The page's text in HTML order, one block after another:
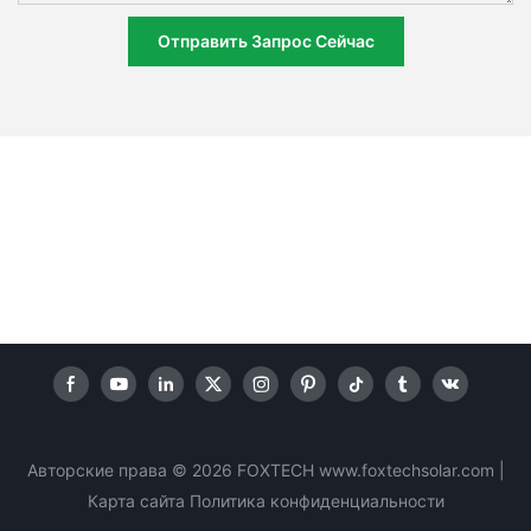
Отправить Запрос Сейчас
Авторские права © 2026 FOXTECH www.foxtechsolar.com
Карта сайта Политика конфиденциальности